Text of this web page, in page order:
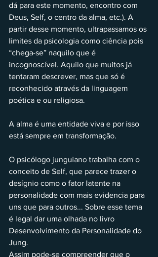
dá para este momento, encontro com
Deus, Self, o centro da alma, etc.). A
partir desse momento, ultrapassamos os
limites da psicologia como ciência pois
“chega-se” naquilo que é
incognoscível. Aquilo que muitos já
tentaram descrever, mas que só é
reconhecido através da linguagem
poética e ou religiosa.
A alma é uma entidade viva e por isso
está sempre em transformação.
O psicólogo junguiano trabalha com o
conceito de Self, que parece trazer o
desígnio como o fator latente na
personalidade com mais evidencia para
uns que para outros... Sobre esse tema
é legal dar uma olhada no livro
Desenvolvimento da Personalidade do
Jung.
Assim pode-se compreender que o